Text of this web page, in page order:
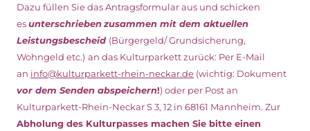
Dazu füllen Sie das Antragsformular aus und schicken
esunterschriebenzusammen mit dem aktuellen
Leistungsbescheid (Bürgergeld/ Grundsicherung,
Wohngeld etc.) an das Kulturparkett zurück: Per E-Mail
an info@kulturparkett-rhein-neckar.de (wichtig: Dokument
vor dem Senden abspeichern!) oder per Post an
Kulturparkett-Rhein-Neckar S 3, 12 in 68161 Mannheim. Zur
Abholung des Kulturpasses machen Sie bitte einen